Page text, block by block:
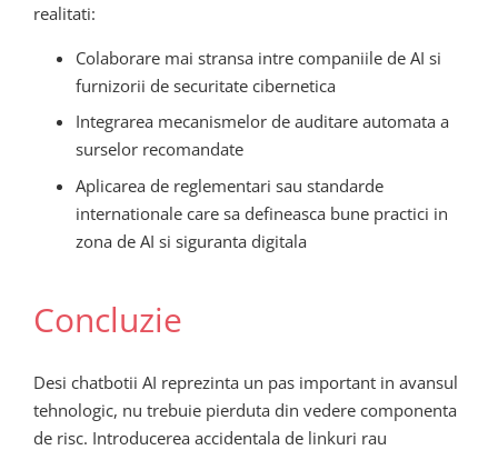
realitati:
Colaborare mai stransa intre companiile de AI si
furnizorii de securitate cibernetica
Integrarea mecanismelor de auditare automata a
surselor recomandate
Aplicarea de reglementari sau standarde
internationale care sa defineasca bune practici in
zona de AI si siguranta digitala
Concluzie
Desi chatbotii AI reprezinta un pas important in avansul
tehnologic, nu trebuie pierduta din vedere componenta
de risc. Introducerea accidentala de linkuri rau